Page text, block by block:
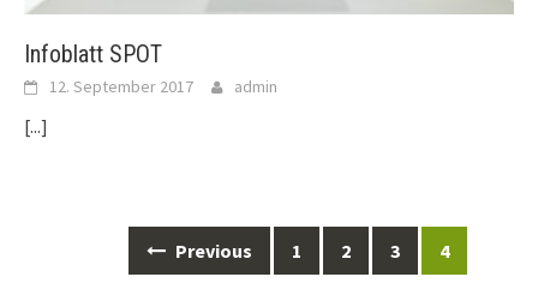
Infoblatt SPOT
12. September 2017 admin
[...]
navigation
Previous 1 2 3 4